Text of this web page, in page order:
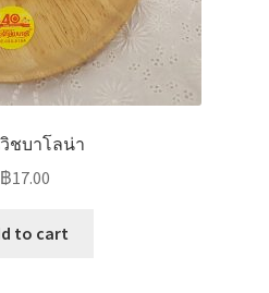
ชบาโลน่า
฿17.00
to cart